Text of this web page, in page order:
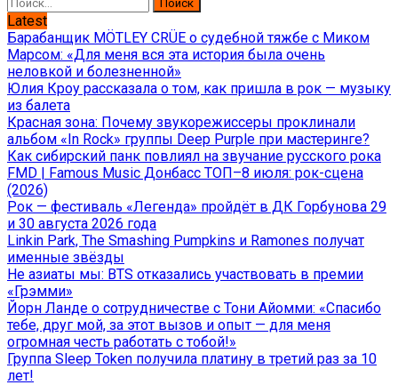
Latest
Барабанщик MÖTLEY CRÜE о судебной тяжбе с Миком
Марсом: «Для меня вся эта история была очень
неловкой и болезненной»
Юлия Кроу рассказала о том, как пришла в рок — музыку
из балета
Красная зона: Почему звукорежиссеры проклинали
альбом «In Rock» группы Deep Purple при мастеринге?
Как сибирский панк повлиял на звучание русского рока
FMD | Famous Music Донбасс ТОП–8 июля: рок-сцена
(2026)
Рок — фестиваль «Легенда» пройдёт в ДК Горбунова 29
и 30 августа 2026 года
Linkin Park, The Smashing Pumpkins и Ramones получат
именные звёзды
Не азиаты мы: BTS отказались участвовать в премии
«Грэмми»
Йорн Ланде о сотрудничестве с Тони Айомми: «Спасибо
тебе, друг мой, за этот вызов и опыт — для меня
огромная честь работать с тобой!»
Группа Sleep Token получила платину в третий раз за 10
лет!